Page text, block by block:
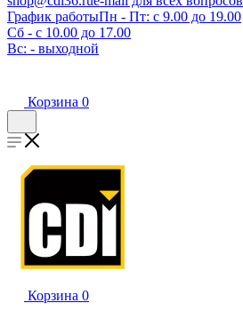
График работыПн - Пт: с 9.00 до 19.00
Сб - с 10.00 до 17.00
Вс: - выходной
Корзина 0
Корзина 0